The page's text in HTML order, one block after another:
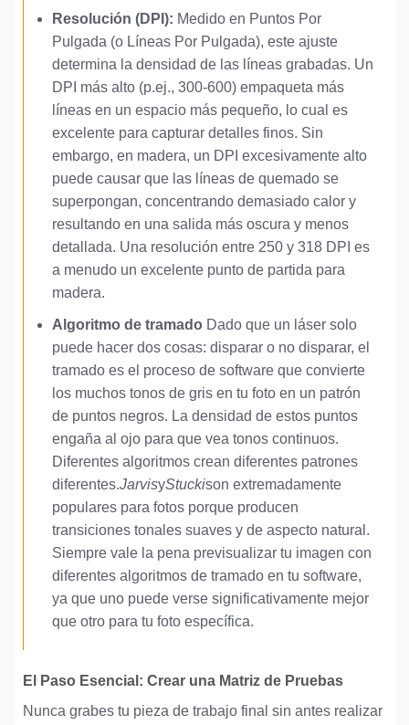
Resolución (DPI): Medido en Puntos Por
Pulgada (o Líneas Por Pulgada), este ajuste
determina la densidad de las líneas grabadas. Un
DPI más alto (p.ej., 300-600) empaqueta más
líneas en un espacio más pequeño, lo cual es
excelente para capturar detalles finos. Sin
embargo, en madera, un DPI excesivamente alto
puede causar que las líneas de quemado se
superpongan, concentrando demasiado calor y
resultando en una salida más oscura y menos
detallada. Una resolución entre 250 y 318 DPI es
a menudo un excelente punto de partida para
madera.
Algoritmo de tramado Dado que un láser solo
puede hacer dos cosas: disparar o no disparar, el
tramado es el proceso de software que convierte
los muchos tonos de gris en tu foto en un patrón
de puntos negros. La densidad de estos puntos
engaña al ojo para que vea tonos continuos.
Diferentes algoritmos crean diferentes patrones
diferentes.JarvisyStuckison extremadamente
populares para fotos porque producen
transiciones tonales suaves y de aspecto natural.
Siempre vale la pena previsualizar tu imagen con
diferentes algoritmos de tramado en tu software,
ya que uno puede verse significativamente mejor
que otro para tu foto específica.
El Paso Esencial: Crear una Matriz de Pruebas
Nunca grabes tu pieza de trabajo final sin antes realizar